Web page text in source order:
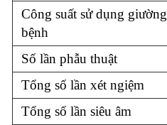
Công suất sử dụng giường
bệnh
Số lần phẫu thuật
Tổng số lần xét ngiệm
Tổng số lần siêu âm